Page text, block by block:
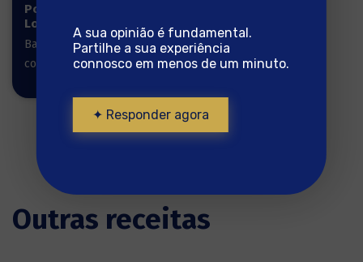
Posta do
Lombo 750g
Bacalhau pronto a
cozinhar
Outras receitas
A sua opinião é fundamental.
Partilhe a sua experiência
connosco em menos de um minuto.
✦ Responder agora